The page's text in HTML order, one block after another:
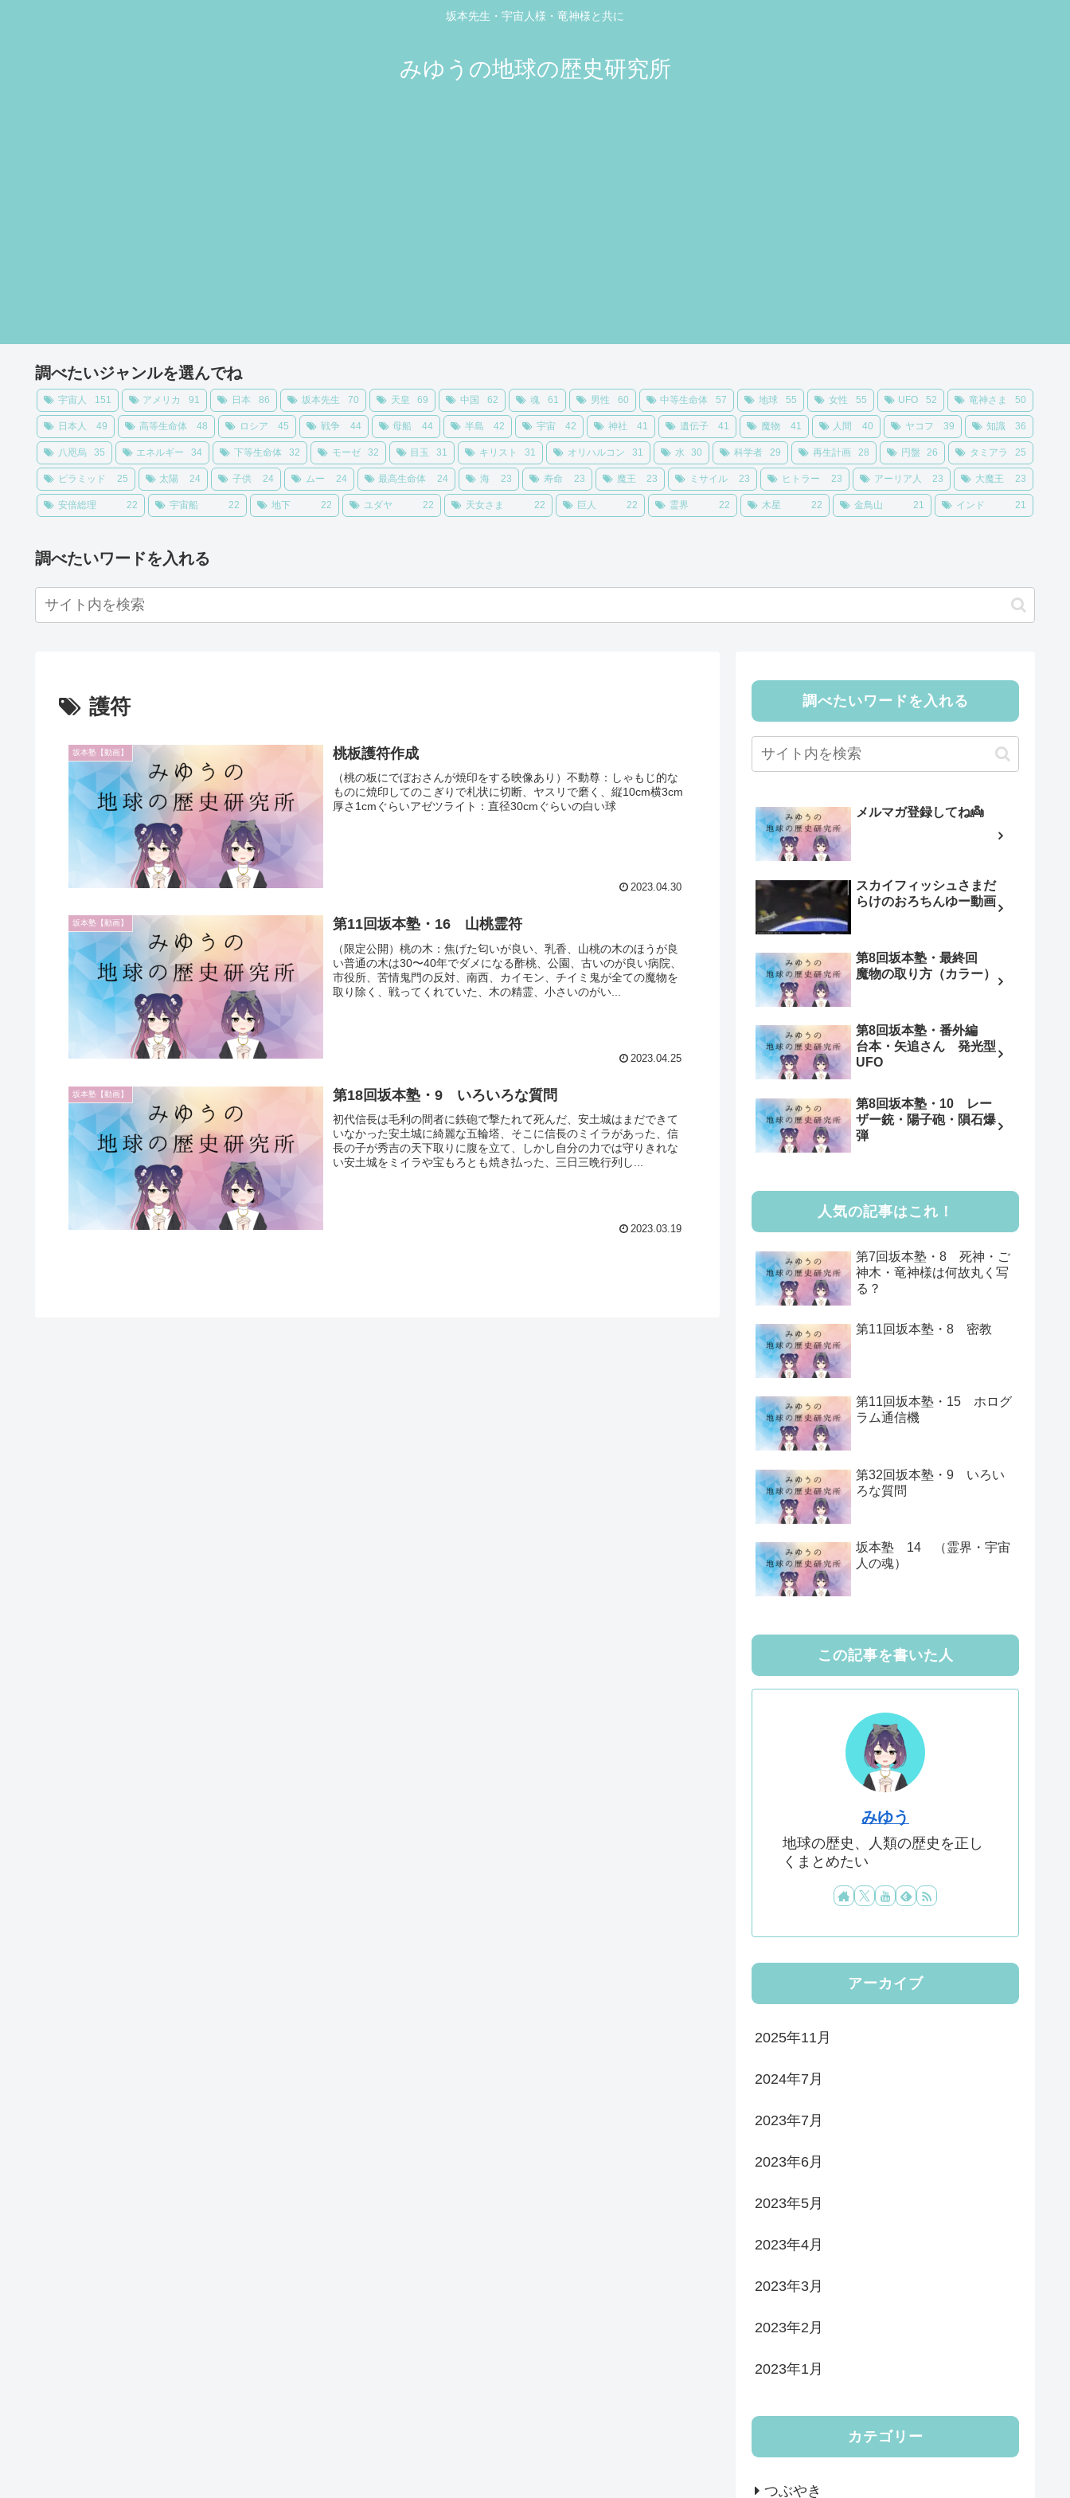
坂本先生・宇宙人様・竜神様と共に
みゆうの地球の歴史研究所
調べたいジャンルを選んでね
宇宙人 151 アメリカ 91 日本 86 坂本先生 70 天皇 69 中国 62 魂 61 男性 60 中等生命体 57 地球 55 女性 55 UFO 52 竜神さま 50
日本人 49 高等生命体 48 ロシア 45 戦争 44 母船 44 半島 42 宇宙 42 神社 41 遺伝子 41 魔物 41 人間 40 ヤコフ 39 知識 36
八咫烏 35 エネルギー 34 下等生命体 32 モーゼ 32 目玉 31 キリスト 31 オリハルコン 31 水 30 科学者 29 再生計画 28 円盤 26 タミアラ 25
ピラミッド 25 太陽 24 子供 24 ムー 24 最高生命体 24 海 23 寿命 23 魔王 23 ミサイル 23 ヒトラー 23 アーリア人 23 大魔王 23
安倍総理 22 宇宙船 22 地下 22 ユダヤ 22 天女さま 22 巨人 22 霊界 22 木星 22 金鳥山 21 インド 21
調べたいワードを入れる
護符
坂本塾【動画】 桃板護符作成
（桃の板にでぼおさんが焼印をする映像あり）不動尊：しゃもじ的な
ものに焼印してのこぎりで札状に切断、ヤスリで磨く、縦10cm横3cm
厚さ1cmぐらいアゼツライト：直径30cmぐらいの白い球
2023.04.30
坂本塾【動画】 第11回坂本塾・16 山桃霊符
（限定公開）桃の木：焦げた匂いが良い、乳香、山桃の木のほうが良
い普通の木は30〜40年でダメになる酢桃、公園、古いのが良い病院、
市役所、苦情鬼門の反対、南西、カイモン、チイミ鬼が全ての魔物を
取り除く、戦ってくれていた、木の精霊、小さいのがい...
2023.04.25
坂本塾【動画】 第18回坂本塾・9 いろいろな質問
初代信長は毛利の間者に鉄砲で撃たれて死んだ、安土城はまだできて
いなかった安土城に綺麗な五輪塔、そこに信長のミイラがあった、信
長の子が秀吉の天下取りに腹を立て、しかし自分の力では守りきれな
い安土城をミイラや宝もろとも焼き払った、三日三晩行列し...
2023.03.19
調べたいワードを入れる
メルマガ登録してね👼
スカイフィッシュさまだ
らけのおろちんゆー動画
第8回坂本塾・最終回
魔物の取り方（カラー）
第8回坂本塾・番外編
台本・矢追さん 発光型
UFO
第8回坂本塾・10 レー
ザー銃・陽子砲・隕石爆
弾
人気の記事はこれ！
第7回坂本塾・8 死神・ご
神木・竜神様は何故丸く写
る？
第11回坂本塾・8 密教
第11回坂本塾・15 ホログ
ラム通信機
第32回坂本塾・9 いろい
ろな質問
坂本塾 14 （霊界・宇宙
人の魂）
この記事を書いた人
みゆう
地球の歴史、人類の歴史を正し
くまとめたい
アーカイブ
2025年11月
2024年7月
2023年7月
2023年6月
2023年5月
2023年4月
2023年3月
2023年2月
2023年1月
カテゴリー
つぶやき